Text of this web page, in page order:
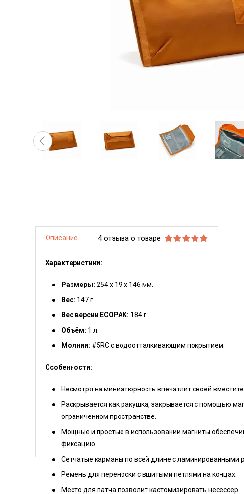
Описание 4 отзыва о товаре
Характеристики:
Размеры: 254 х 19 х 146 мм.
Вес: 147 г.
Вес версии ECOPAK: 184 г.
Объём: 1 л.
Молнии: #5RC с водоотталкивающим покрытием.
Особенности:
Несмотря на миниатюрность впечатлит своей
Раскрывается как ракушка, закрывается с помощью
ограниченном пространстве.
Мощные и простые в использовании магниты
фиксацию.
Сетчатые карманы по всей длине с ламинированными
Ремень для переноски с вшитыми петлями на концах.
Место для патча позволит кастомизировать несессер.